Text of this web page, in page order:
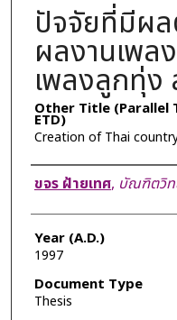
ปัจจัยที่มีผล
ผลงานเพล
เพลงลูกทุ่
Other Title (Parallel
ETD)
Creation of Thai
Author
ขจร ฝ้ายเทศ, บัณฑิตวิท
Year (A.D.)
1997
Document Type
Thesis